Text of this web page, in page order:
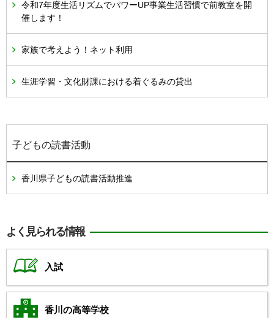
令和7年度生活リズムでパワーUP事業生活習慣で前教室を開
催します！
家族で考えよう！ネット利用
生涯学習・文化財課における着ぐるみの貸出
子どもの読書活動
香川県子どもの読書活動推進
よく見られる情報
入試
香川の高等学校